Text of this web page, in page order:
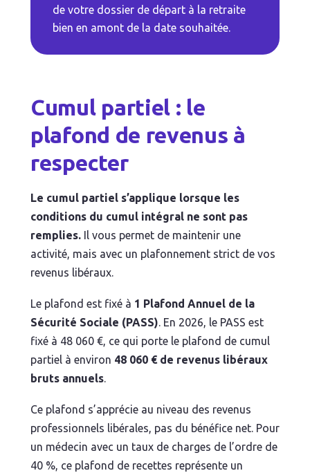
de votre dossier de départ à la retraite
bien en amont de la date souhaitée.
Cumul partiel : le
plafond de revenus à
respecter
Le cumul partiel s’applique lorsque les
conditions du cumul intégral ne sont pas
remplies. Il vous permet de maintenir une
activité, mais avec un plafonnement strict de vos
revenus libéraux.
Le plafond est fixé à 1 Plafond Annuel de la
Sécurité Sociale (PASS). En 2026, le PASS est
fixé à 48 060 €, ce qui porte le plafond de cumul
partiel à environ 48 060 € de revenus libéraux
bruts annuels.
Ce plafond s’apprécie au niveau des revenus
professionnels libérales, pas du bénéfice net. Pour
un médecin avec un taux de charges de l’ordre de
40 %, ce plafond de recettes représente un